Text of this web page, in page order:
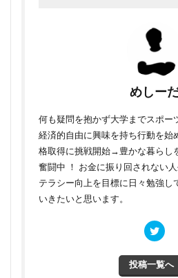
めしー
何も疑問を抱かず大学までスポ
経済的自由に興味を持ち行動を
格取得に挑戦開始→豊かな暮らし
奮闘中 ！ お金に振り回されない
テラシー向上を目標に日々勉強し
いきたいと思います。
投稿一覧へ